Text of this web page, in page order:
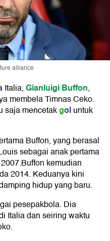
alliance
Italia,Gianluigi Buffon,
membela Timnas Ceko.
saja mencetakgoluntuk
Buffon, yang berasal
sebagai anak pertama
kemudian
2014. Keduanya kini
hidup yang baru.
pesepakbola. Dia
Italia dan seiring waktu